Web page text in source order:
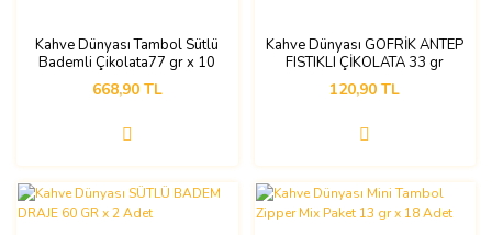
Kahve Dünyası Tambol Sütlü
Bademli Çikolata77 gr x 10
Adet
668,90 TL
Kahve Dünyası GOFRİK ANTEP
FISTIKLI ÇİKOLATA 33 gr
120,90 TL